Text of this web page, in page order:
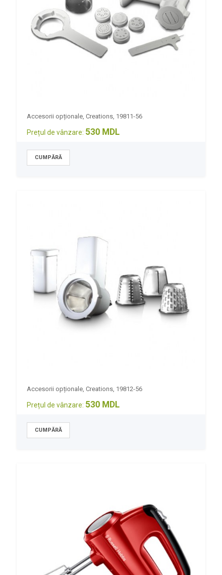
Accesorii opționale, Creations, 19811-56
Prețul de vânzare: 530 MDL
Accesorii opționale, Creations, 19812-56
Prețul de vânzare: 530 MDL